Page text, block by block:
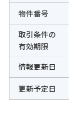
物件番号
取引条件の
有効期限
情報更新日
更新予定日